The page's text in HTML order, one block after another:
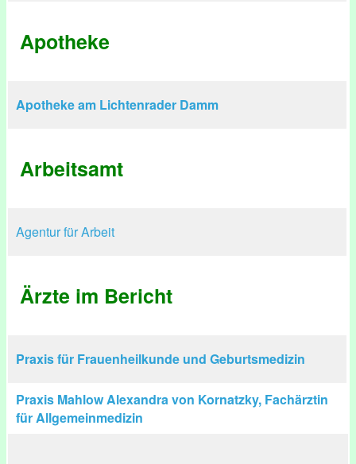
Apotheke
Apotheke am Lichtenrader Damm
Arbeitsamt
Agentur für Arbeit
Ärzte im Bericht
Praxis für Frauenheilkunde und Geburtsmedizin
Praxis Mahlow Alexandra von Kornatzky, Fachärztin
für Allgemeinmedizin